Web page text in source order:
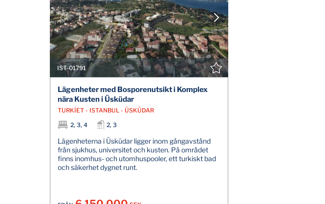
IST-01791
Lägenheter med Bosporenutsikt i Komplex
nära Kusten i Üsküdar
TURKİET - ISTANBUL - ÜSKÜDAR
2, 3, 4
2, 3
Lägenheterna i Üsküdar ligger inom gångavstånd
från sjukhus, universitet och kusten. På området
finns inomhus- och utomhuspooler, ett turkiskt bad
och säkerhet dygnet runt.